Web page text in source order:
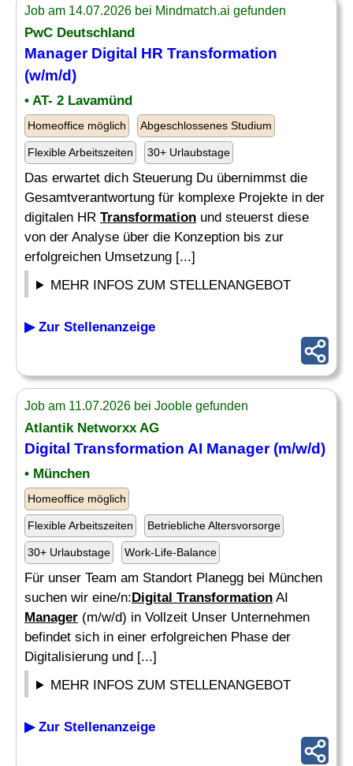
Job am 14.07.2026 bei Mindmatch.ai gefunden
PwC Deutschland
Manager Digital HR Transformation
(w/m/d)
• AT- 2 Lavamünd
Homeoffice möglich Abgeschlossenes Studium
Flexible Arbeitszeiten 30+ Urlaubstage
Das erwartet dich Steuerung Du übernimmst die
Gesamtverantwortung für komplexe Projekte in der
digitalen HR Transformation und steuerst diese
von der Analyse über die Konzeption bis zur
erfolgreichen Umsetzung [...]
MEHR INFOS ZUM STELLENANGEBOT
▶ Zur Stellenanzeige
Job am 11.07.2026 bei Jooble gefunden
Atlantik Networxx AG
Digital Transformation AI Manager(m/w/d)
• München
Homeoffice möglich
Flexible Arbeitszeiten Betriebliche Altersvorsorge
30+ Urlaubstage Work-Life-Balance
Für unser Team am Standort Planegg bei München
suchen wir eine/n:Digital Transformation AI
Manager (m/w/d) in Vollzeit Unser Unternehmen
befindet sich in einer erfolgreichen Phase der
Digitalisierung und [...]
MEHR INFOS ZUM STELLENANGEBOT
▶ Zur Stellenanzeige